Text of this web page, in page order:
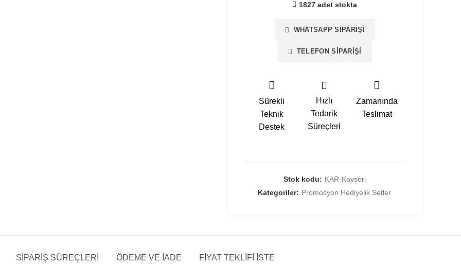
1827 adet stokta
WHATSAPP SIPARIŞI
TELEFON SIPARIŞI
Sürekli
Teknik
Destek
Hızlı
Tedarik
Süreçleri
Zamanında
Teslimat
Stok kodu: KAR-Kayseri
Kategoriler: Promosyon Hediyelik Setler
SIPARIŞ SÜREÇLERI ÖDEME VE İADE FİYAT TEKLİFİ İSTE